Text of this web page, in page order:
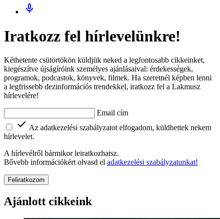
Iratkozz fel hírlevelünkre!
Kéthetente csütörtökön küldjük neked a legfontosabb cikkeinket,
kiegészítve újságíróink személyes ajánlásaival: érdekességek,
programok, podcastok, könyvek, filmek. Ha szeretnél képben lenni
a legfrissebb dezinformációs trendekkel, iratkozz fel a Lakmusz
hírlevelére!
Email cím
Az adatkezelési szabályzatot elfogadom, küldhettek nekem
hírlevelet.
A hírlevélről bármikor leiratkozhatsz.
Bővebb információkért olvasd el adatkezelési szabályzatunkat!
Feliratkozom
Ajánlott cikkeink